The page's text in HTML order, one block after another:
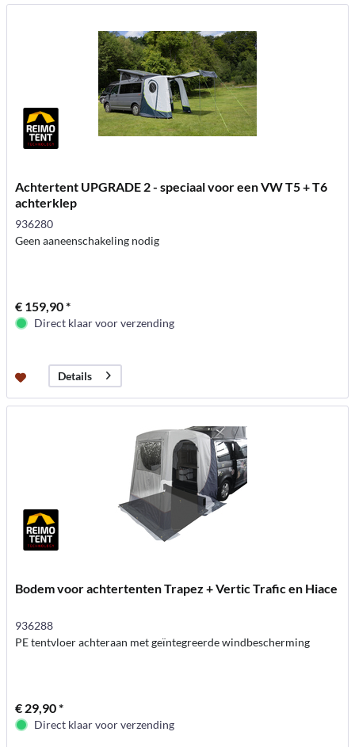
Achtertent UPGRADE 2 - speciaal voor een VW T5 + T6
achterklep
936280
Geen aaneenschakeling nodig
€ 159,90 *
Direct klaar voor verzending
Details
Bodem voor achtertenten Trapez + Vertic Trafic en Hiace
936288
PE tentvloer achteraan met geïntegreerde windbescherming
€ 29,90 *
Direct klaar voor verzending